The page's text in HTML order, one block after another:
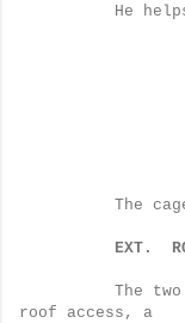
He
The
EXT.
The
roof access, a